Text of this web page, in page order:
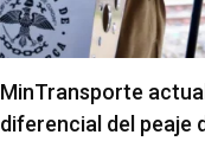
MinTransporte
diferencial del peaje